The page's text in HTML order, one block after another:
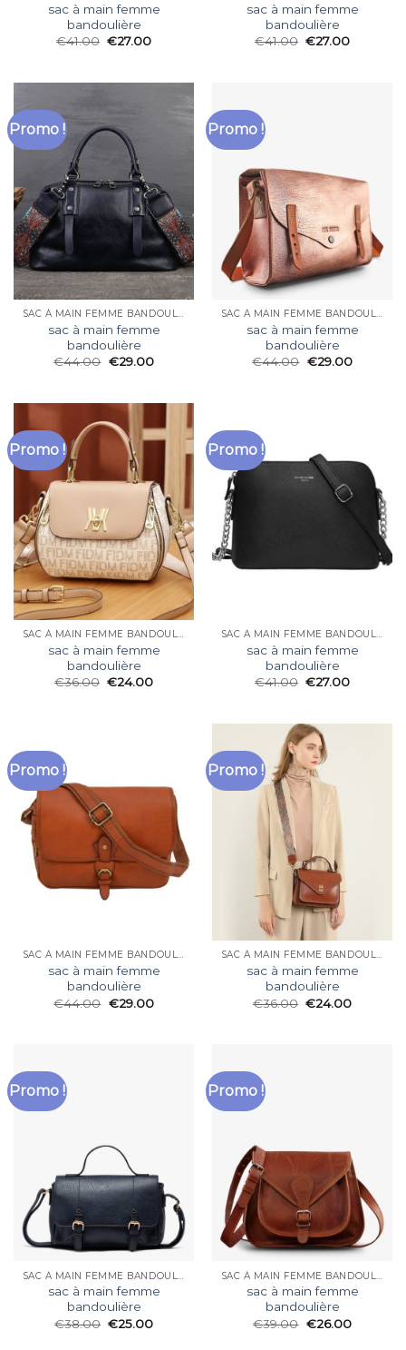
sac à main femme
bandoulière
€41.00 €27.00
sac à main femme
bandoulière
€41.00 €27.00
Promo !
SAC À MAIN FEMME BANDOULIÈRE
sac à main femme
bandoulière
€44.00 €29.00
Promo !
SAC À MAIN FEMME BANDOULIÈRE
sac à main femme
bandoulière
€44.00 €29.00
Promo !
SAC À MAIN FEMME BANDOULIÈRE
sac à main femme
bandoulière
€36.00 €24.00
Promo !
SAC À MAIN FEMME BANDOULIÈRE
sac à main femme
bandoulière
€41.00 €27.00
Promo !
SAC À MAIN FEMME BANDOULIÈRE
sac à main femme
bandoulière
€44.00 €29.00
Promo !
SAC À MAIN FEMME BANDOULIÈRE
sac à main femme
bandoulière
€36.00 €24.00
Promo !
SAC À MAIN FEMME BANDOULIÈRE
sac à main femme
bandoulière
€38.00 €25.00
Promo !
SAC À MAIN FEMME BANDOULIÈRE
sac à main femme
bandoulière
€39.00 €26.00